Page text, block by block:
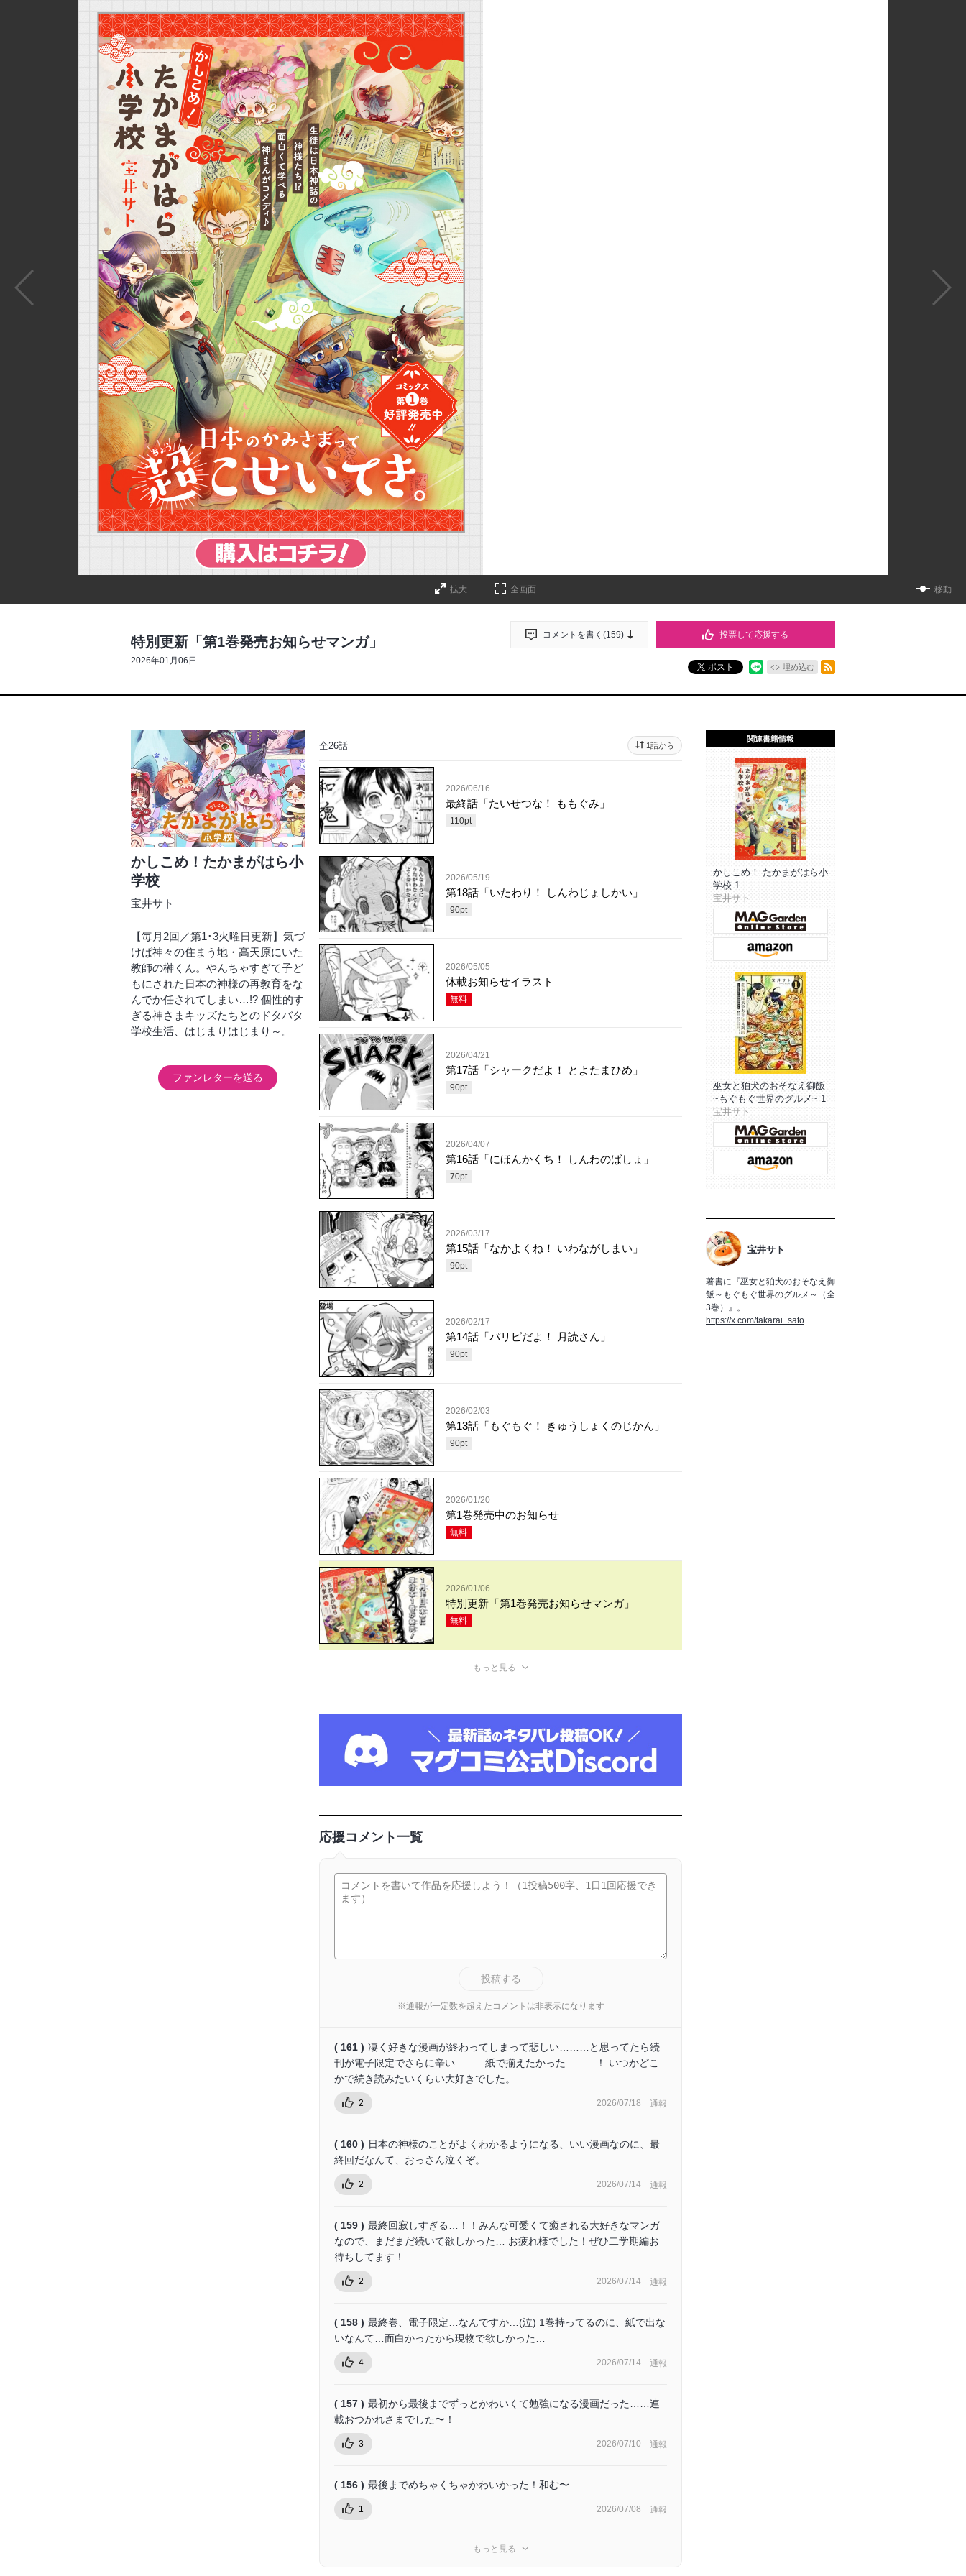
詳細ページへのリンク
拡大 全画面 移動
特別更新「第1巻発売お知らせマンガ」
2026年01月06日
投票して応援する
コメントを書く(159)
ポスト 埋め込む
かしこめ！たかまがはら小
学校
宝井サト
【毎月2回／第1･3火曜日更新】気づ
けば神々の住まう地・高天原にいた
教師の榊くん。やんちゃすぎて子ど
もにされた日本の神様の再教育をな
んでか任されてしまい…!? 個性的す
ぎる神さまキッズたちとのドタバタ
学校生活、はじまりはじまり～。
ファンレターを送る
全26話 1話から
2026/06/16
最終話「たいせつな！ ももぐみ」
110pt
2026/05/19
第18話「いたわり！ しんわじょしかい」
90pt
2026/05/05
休載お知らせイラスト
無料
2026/04/21
第17話「シャークだよ！ とよたまひめ」
90pt
2026/04/07
第16話「にほんかくち！ しんわのばしょ」
70pt
2026/03/17
第15話「なかよくね！ いわながしまい」
90pt
2026/02/17
第14話「パリピだよ！ 月読さん」
90pt
2026/02/03
第13話「もぐもぐ！ きゅうしょくのじかん」
90pt
2026/01/20
第1巻発売中のお知らせ
無料
2026/01/06
特別更新「第1巻発売お知らせマンガ」
無料
もっと見る
応援コメント一覧
投稿する
※通報が一定数を超えたコメントは非表示になります
( 161 ) 凄く好きな漫画が終わってしまって悲しい………と思ってたら続
刊が電子限定でさらに辛い………紙で揃えたかった………！ いつかどこ
かで続き読みたいくらい大好きでした。
2 2026/07/18 通報
( 160 ) 日本の神様のことがよくわかるようになる、いい漫画なのに、最
終回だなんて、おっさん泣くぞ。
2 2026/07/14 通報
( 159 ) 最終回寂しすぎる…！！みんな可愛くて癒される大好きなマンガ
なので、まだまだ続いて欲しかった… お疲れ様でした！ぜひ二学期編お
待ちしてます！
2 2026/07/14 通報
( 158 ) 最終巻、電子限定…なんですか…(泣) 1巻持ってるのに、紙で出な
いなんて…面白かったから現物で欲しかった…
4 2026/07/14 通報
( 157 ) 最初から最後までずっとかわいくて勉強になる漫画だった……連
載おつかれさまでした〜！
3 2026/07/10 通報
( 156 ) 最後までめちゃくちゃかわいかった！和む〜
1 2026/07/08 通報
もっと見る
関連書籍情報
かしこめ！ たかまがはら小
学校 1
宝井サト
巫女と狛犬のおそなえ御飯
~もぐもぐ世界のグルメ~ 1
宝井サト
宝井サト
著書に『巫女と狛犬のおそなえ御
飯～もぐもぐ世界のグルメ～（全
3巻）』。
https://x.com/takarai_sato